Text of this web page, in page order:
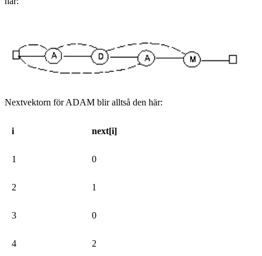
Nextvektorn för ADAM blir alltså den här:
i next[i]
1 0
2 1
3 0
4 2